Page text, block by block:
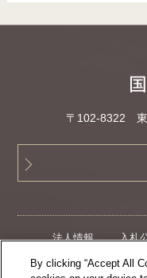
〒102‐8322 東
法人情報 入札
クラウドファン
プライバシーポリシ
By clicking “Accept All